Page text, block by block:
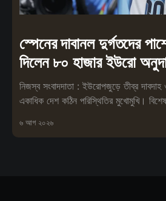
স্পেনের দাবানল দুর্গতদের
দিলেন ৮০ হাজার ইউরো
নিজস্ব সংবাদদাতা : ইউরোপজুড়ে তীব্র দাবদাহ
একাধিক দেশ কঠিন পরিস্থিতির মুখোমুখি।
৬ আগ ২০২৬